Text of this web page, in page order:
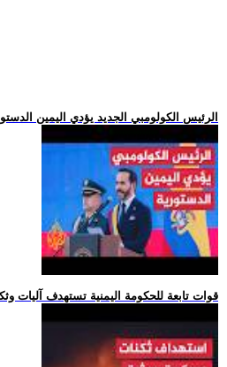
.. الرئيس الكولومبي الجديد يؤدي اليمين
.. قوات تابعة للحكومة اليمنية تستهدف آليات